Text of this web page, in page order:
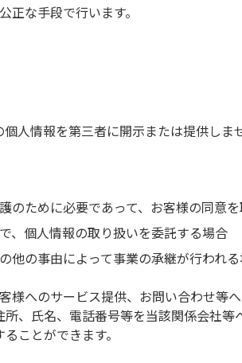
正な手段で行います。
人情報を第三者に開示または提供しま
のために必要であって、お客様の同意
、個人情報の取り扱いを委託する場合
他の事由によって事業の承継が行われ
様へのサービス提供、お問い合わせ等
、氏名、電話番号等を当該関係会社
ことができます。